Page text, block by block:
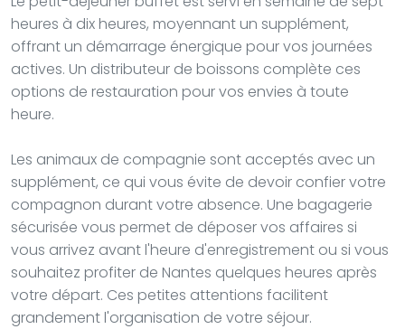
heures à dix heures, moyennant un supplément,
offrant un démarrage énergique pour vos journées
actives. Un distributeur de boissons complète ces
options de restauration pour vos envies à toute
heure.
Les animaux de compagnie sont acceptés avec un
supplément, ce qui vous évite de devoir confier votre
compagnon durant votre absence. Une bagagerie
sécurisée vous permet de déposer vos affaires si
vous arrivez avant l'heure d'enregistrement ou si vous
souhaitez profiter de Nantes quelques heures après
votre départ. Ces petites attentions facilitent
grandement l'organisation de votre séjour.